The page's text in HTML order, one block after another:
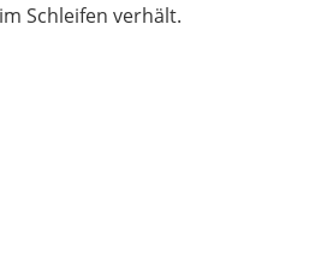
Schleifen verhält.